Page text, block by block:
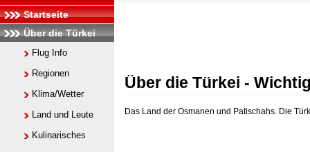
Startseite
Über die Türkei
Flug Info
Regionen
Klima/Wetter
Land und Leute
Kulinarisches
Über die Türkei -
Das Land der Osmanen und Patischahs. Die